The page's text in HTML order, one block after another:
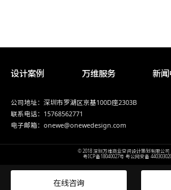
设计案例 万维服务 新
公司地址：深圳市罗湖区京基100D座2303B
联系电话：15768562771
电子邮箱：onewe@onewedesign.com
© 2018 深圳万维商业空间设计策划有限公司
粤ICP备18040027号 粤公网安备
在线咨询